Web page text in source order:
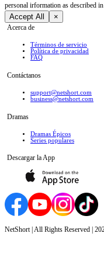
personal irformation as described
Accept All ×
Acerca de
Términos de servicio
Política de privacidad
FAQ
Contáctanos
support@netshort.com
business@netshort.com
Dramas
Dramas Épicos
Series populares
Descargar la App
NetShort | All Rights Reserved |